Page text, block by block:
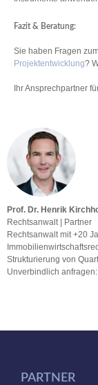
Fazit & Beratung:
Sie haben Fragen
Projektentwicklung?
Ihr Ansprechpartner
Prof. Dr. Henrik
Rechtsanwalt | Partner
Rechtsanwalt mit +20
Strukturierung von
Unverbindlich anfragen:
PARTNER